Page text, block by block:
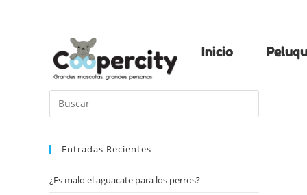
Inicio
Entradas Recientes
¿Es malo el aguacate para los perros?